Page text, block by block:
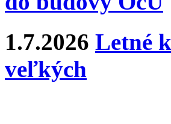
1.7.2026 Letné
veľkých